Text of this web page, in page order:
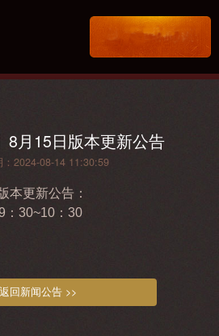
8月15日版本更新公告
2024-08-14 11:30:59
本更新公告：
：30~10：30
返回新闻公告 >>